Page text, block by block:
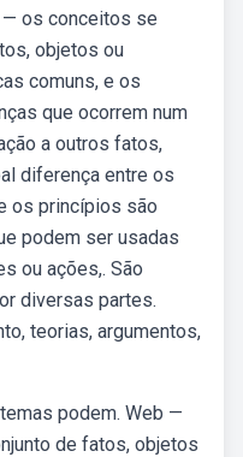
— os conceitos se
objetos ou
comuns, e os
que ocorrem num
a outros fatos,
diferença entre os
os princípios são
podem ser usadas
ou ações,. São
diversas partes.
teorias, argumentos,
podem. Web —
de fatos, objetos